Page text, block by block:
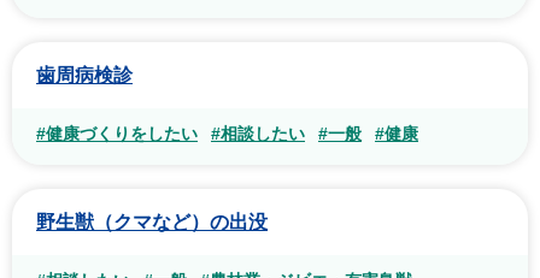
歯周病検診
#健康づくりをしたい #相談したい #一般 #健康
野生獣（クマなど）の出没